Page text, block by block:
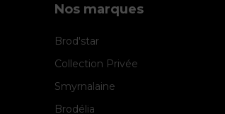
Nos marques
Brod'star
Collection Privée
Smyrnalaine
Brodélia